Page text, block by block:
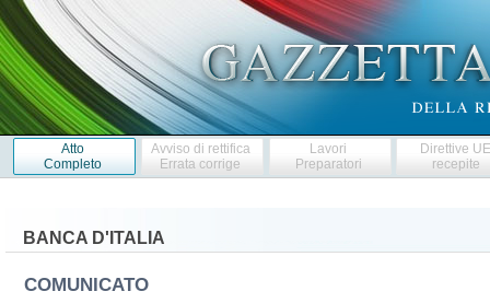
Atto
Completo
Avviso di rettifica
Errata corrige
Lavori
Preparatori
Direttive
recepite
BANCA D'ITALIA
COMUNICATO